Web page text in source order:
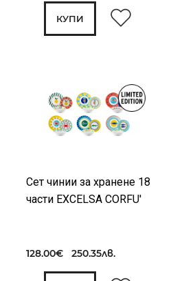
КУПИ
Сет чинии за хранене 18
части EXCELSA CORFU'
128.00€ 250.35лв.